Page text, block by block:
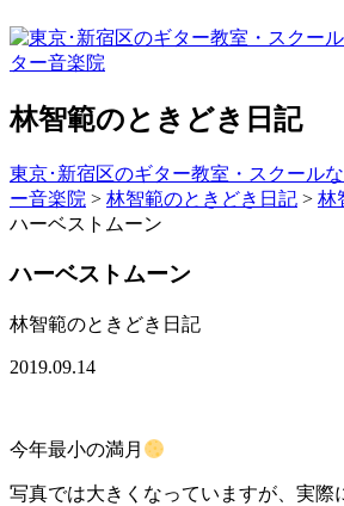
林智範のときどき日記
東京･新宿区のギター教室・スクール
ー音楽院 > 林智範のときどき日記 > 林
ハーベストムーン
ハーベストムーン
林智範のときどき日記
2019.09.14
今年最小の満月
写真では大きくなっていますが、実際